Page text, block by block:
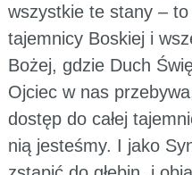
wszystkie te stany –
tajemnicy Boskiej i
Bożej, gdzie Duch
Ojciec w nas
dostęp do całej
nią jesteśmy. I jako